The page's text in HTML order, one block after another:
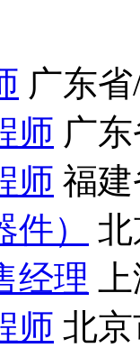
广东
师 广
师 福
）
经理
师 北